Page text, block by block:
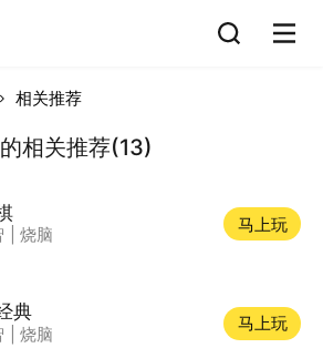
相关推荐
相关推荐(13)
烧脑
马上玩
典
烧脑
马上玩